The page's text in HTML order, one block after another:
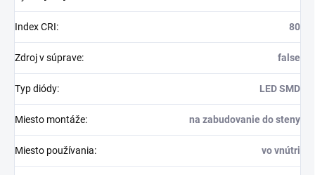
Index CRI: 80
Zdroj v súprave: false
Typ diódy: LED SMD
Miesto montáže: na zabudovanie do steny
Miesto používania: vo vnútri